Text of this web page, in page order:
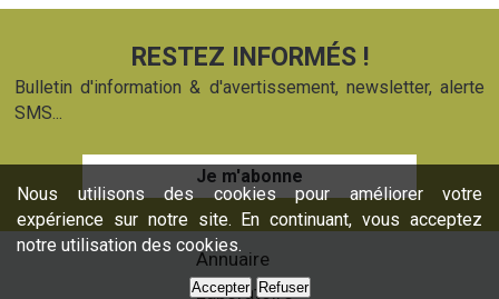
RESTEZ INFORMÉS !
Bulletin d'information & d'avertissement, newsletter, alerte
SMS...
Je m'abonne
Annuaire
Laboratoire
Nous utilisons des cookies pour améliorer votre
expérience sur notre site. En continuant, vous acceptez
notre utilisation des cookies.
Accepter Refuser